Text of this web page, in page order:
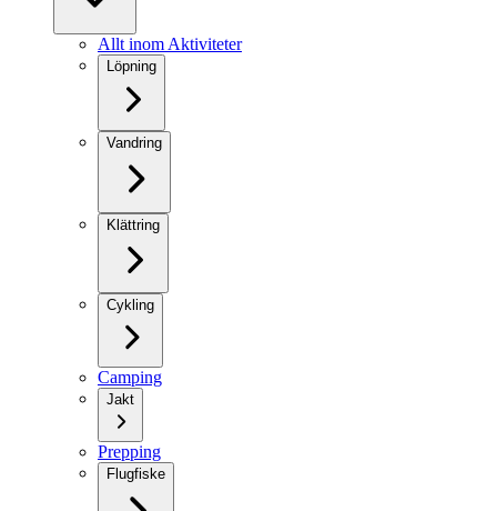
Allt inom Aktiviteter
Löpning
Vandring
Klättring
Cykling
Camping
Jakt
Prepping
Flugfiske